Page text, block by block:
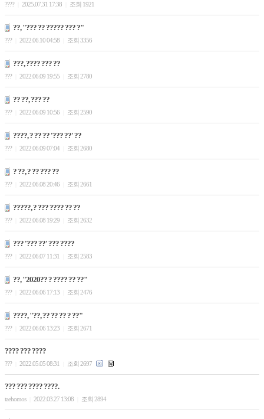
???? 2025.07.31 17:38 조회 1921
??, "??? ?? ????? ??? ?"
??? 2022.06.10 04:58 조회 3356
???, ???? ??? ??
??? 2022.06.09 19:55 조회 2780
?? ??, ??? ??
??? 2022.06.09 10:56 조회 2590
????, ? ?? ?? '??? ??' ??
??? 2022.06.09 07:04 조회 2680
? ??, ? ?? ??? ??
??? 2022.06.08 20:46 조회 2661
?????, ? ??? ???? ?? ??
??? 2022.06.08 19:29 조회 2632
??? '??? ??' ??? ????
??? 2022.06.07 11:31 조회 2583
??, "2020?? ? ???? ?? ??"
??? 2022.06.06 17:13 조회 2476
????, "??, ?? ?? ?? ? ??"
??? 2022.06.06 13:23 조회 2671
???? ??? ????
??? 2022.05.05 08:31 조회 2697
??? ??? ???? ????.
taehomos 2022.03.27 13:08 조회 2894